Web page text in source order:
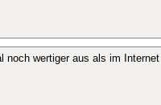
noch wertiger aus als im